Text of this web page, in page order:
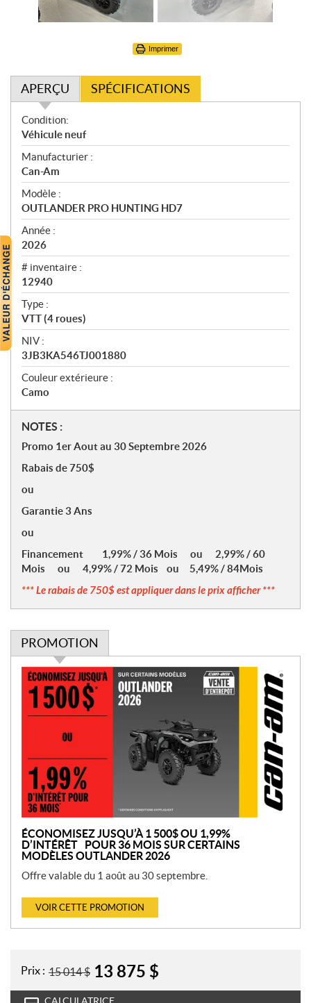
Imprimer
APERÇU SPÉCIFICATIONS
A
p
e
r
ç
u
Condition:
Véhicule neuf
Manufacturier :
Can-Am
Modèle :
OUTLANDER PRO HUNTING HD7
Année :
2026
# inventaire :
12940
Type :
VTT (4 roues)
NIV :
3JB3KA546TJ001880
Couleur extérieure :
Camo
N
o
e
s
NOTES :
Promo 1er Aout au 30 Septembre 2026
Rabais de 750$
ou
Garantie 3 Ans
ou
Financement 1,99% / 36 Mois ou 2,99% / 60
Mois ou 4,99% / 72 Mois ou 5,49% / 84Mois
*** Le rabais de 750$ est appliquer dans le prix afficher ***
PROMOTION
P
m
o
n
ÉCONOMISEZ JUSQU’À 1 500$ OU 1,99%
D’INTÉRÊT POUR 36 MOIS SUR CERTAINS
MODÈLES OUTLANDER 2026
Offre valable du 1 août au 30 septembre.
VOIR CETTE PROMOTION
Prix : 15 014$ 13 875 $